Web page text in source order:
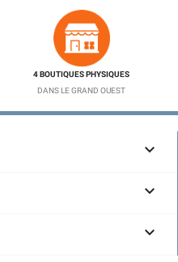
4 BOUTIQUES PHYSIQUES
DANS LE GRAND OUEST


